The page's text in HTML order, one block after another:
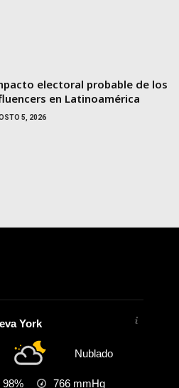
electoral probable de los
en Latinoamérica
5, 2026
York
Nublado
98% 766 mmHg